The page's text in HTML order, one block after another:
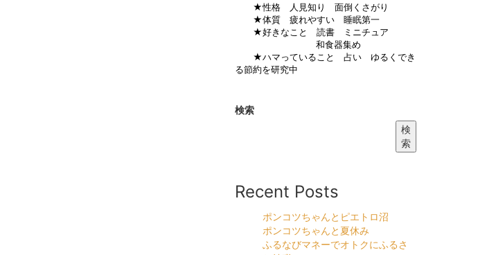
★性格 人見知り 面倒くさがり
★体質 疲れやすい 睡眠第一
★好きなこと 読書 ミニチュア
和食器集め
★ハマっていること 占い ゆるくでき
る節約を研究中
検索
検
索
Recent Posts
ポンコツちゃんとピエトロ沼
ポンコツちゃんと夏休み
ふるなびマネーでオトクにふるさ